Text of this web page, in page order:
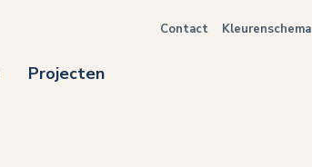
Contact Kleurenschema
Projecten